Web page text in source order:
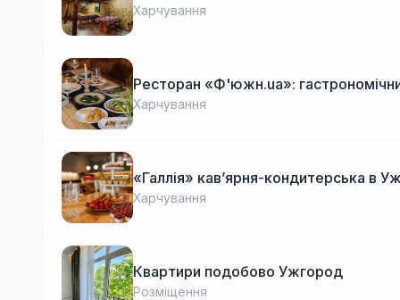
Харчування
Ресторан «Ф'южн.ua»:
Харчування
«Галлія» кав’ярня-кондитерська в
Харчування
Квартири подобово Ужгород
Розміщення